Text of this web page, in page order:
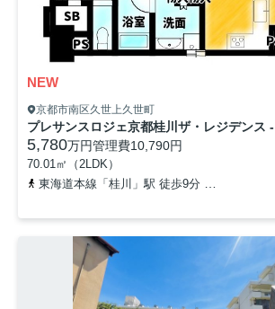
NEW
京都市南区久世上久世町
プレサンスロジェ京都桂川ザ・レジデンス -
5,780万円管理費10,790円
70.01㎡（2LDK）
東海道本線「桂川」駅 徒歩9分